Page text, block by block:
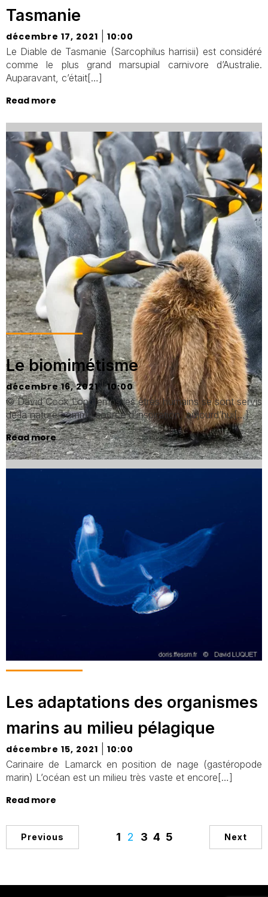
Tasmanie
décembre 17, 2021
10:00
Le Diable de Tasmanie (Sarcophilus harrisii) est considéré
comme le plus grand marsupial carnivore d’Australie.
Auparavant, c’était[…]
Read more
Le biomimétisme
décembre 16, 2021 | 10:00
© David Cook Longtemps les êtres humains se sont servis
de la nature comme source d’inspiration, aujourd’hui[…]
Read more
Les adaptations des organismes
marins au milieu pélagique
décembre 15, 2021
10:00
Carinaire de Lamarck en position de nage (gastéropode
marin) L’océan est un milieu très vaste et encore[…]
Read more
Previous 1 2 3 4 5 Next